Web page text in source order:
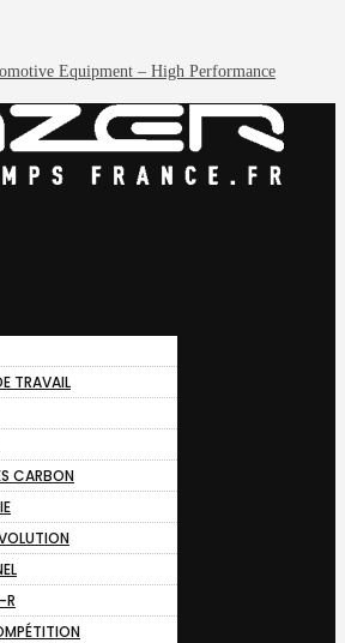
Equipment – High Performance
TRAVAIL
CARBON
R